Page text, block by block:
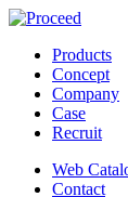
Products
Concept
Company
Case
Recruit
Web
Contact